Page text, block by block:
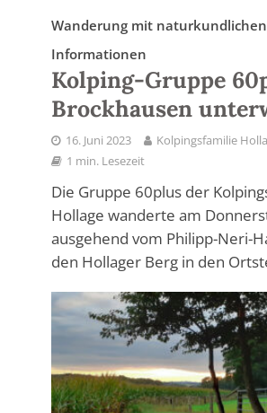
Wanderung mit naturkundlichen
Informationen
Kolping-Gruppe
Brockhausen
16. Juni 2023
Kolpingsfamilie
1 min. Lesezeit
Die Gruppe 60plus der
Hollage wanderte am
ausgehend vom Philipp-Neri-
den Hollager Berg in den